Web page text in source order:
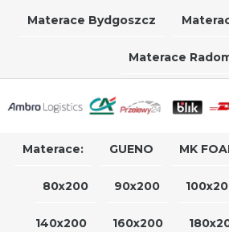
Materace Bydgoszcz
Materace
Materace: GUENO MK
80x200 90x200
140x200 160x200